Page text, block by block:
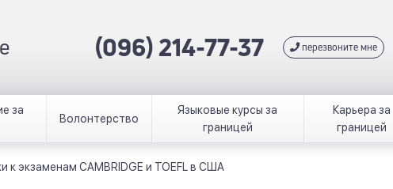
(096) 214-77-37 перезвоните мне
за
Волонтерство
Языковые курсы за
границей
Карьера за
границей
к экзаменам CAMBRIDGE и TOEFL в США